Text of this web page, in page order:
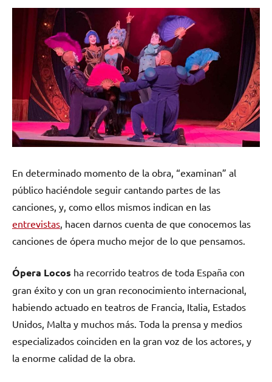
En determinado momento de la obra, “examinan” al
público haciéndole seguir cantando partes de las
canciones, y, como ellos mismos indican en las
entrevistas , hacen darnos cuenta de que conocemos las
canciones de ópera mucho mejor de lo que pensamos.
Ópera Locos ha recorrido teatros de toda España con
gran éxito y con un gran reconocimiento internacional,
habiendo actuado en teatros de Francia, Italia, Estados
Unidos, Malta y muchos más. Toda la prensa y medios
especializados coinciden en la gran voz de los actores, y
la enorme calidad de la obra.